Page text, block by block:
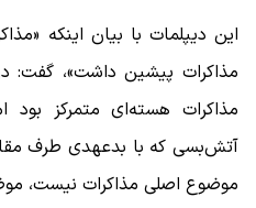
این دیپلمات با بیان اینکه
مذاکرات پیشین داشت»، گفت:
مذاکرات هسته‌ای متمرکز
آتش‌بسی که با بدعهدی طرف
موضوع اصلی مذاکرات نیست،